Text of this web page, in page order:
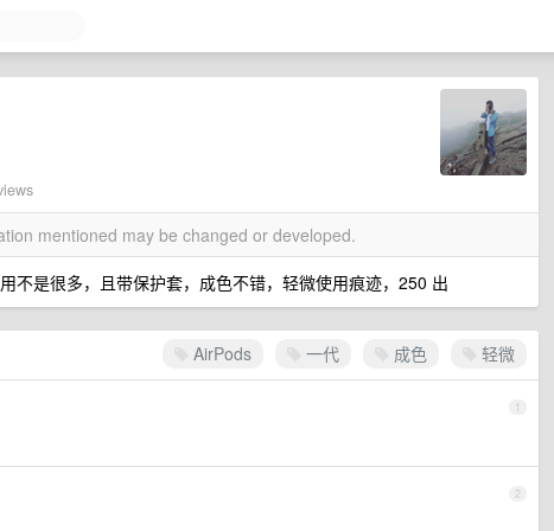
mentioned may be changed or developed.
不是很多，且带保护套，成色不错，轻微使用痕迹，250 出
AirPods 一代 成色 轻微
1
2